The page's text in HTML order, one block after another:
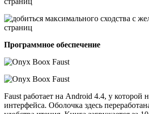
Программное обеспечение
Faust работает на Android 4.4, у которой
интерфейса. Оболочка здесь